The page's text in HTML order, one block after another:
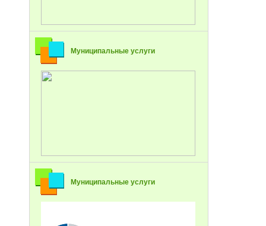
Муниципальные услуги
Муниципальные услуги